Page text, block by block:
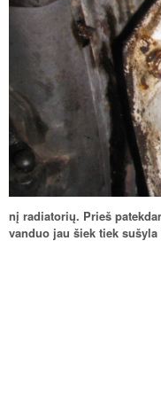
nį radiatorių. Prieš
vanduo jau šiek tiek